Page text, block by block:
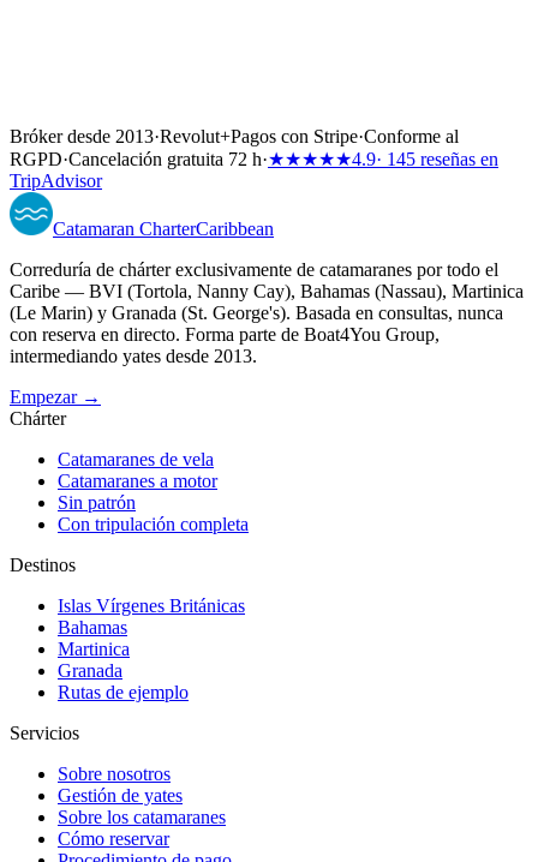
Bróker desde 2013·Revolut+Pagos con Stripe·Conforme al
RGPD·Cancelación gratuita 72 h·★★★★★4.9· 145 reseñas en
TripAdvisor
Catamaran CharterCaribbean
Correduría de chárter exclusivamente de catamaranes por todo el
Caribe — BVI (Tortola, Nanny Cay), Bahamas (Nassau), Martinica
(Le Marin) y Granada (St. George's). Basada en consultas, nunca
con reserva en directo. Forma parte de Boat4You Group,
intermediando yates desde 2013.
Empezar →
Chárter
Catamaranes de vela
Catamaranes a motor
Sin patrón
Con tripulación completa
Destinos
Islas Vírgenes Británicas
Bahamas
Martinica
Granada
Rutas de ejemplo
Servicios
Sobre nosotros
Gestión de yates
Sobre los catamaranes
Cómo reservar